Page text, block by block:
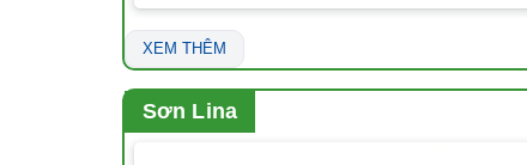
XEM THÊM
Sơn Lina